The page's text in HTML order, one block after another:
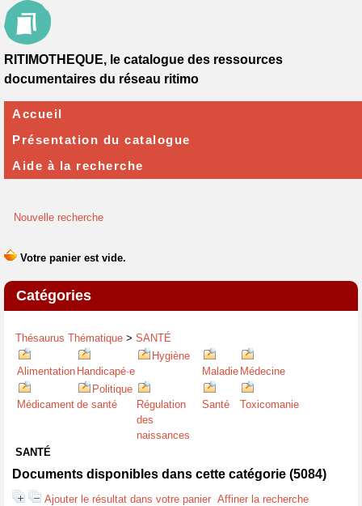
Nouvelle recherche
Catégories
Thésaurus Thématique > SANTÉ
Alimentation Handicapé·e
Hygiène
Maladie Médecine
Médicament
Politique
de santé
Régulation
des
naissances
Santé Toxicomanie
SANTÉ
Documents disponibles dans cette catégorie (5084)
Ajouter le résultat dans votre panier Affiner la recherche
RITIMOTHEQUE, le catalogue des ressources
documentaires du réseau ritimo
Accueil
Présentation du catalogue
Aide à la recherche